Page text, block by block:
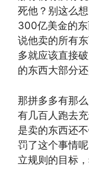
死他？别这么
300亿美金的
说他卖的所有
多就应该直接
的东西大部分还
那拼多多有那
有几百人跑去
是卖的东西还
罚了这个事情
立规则的目标